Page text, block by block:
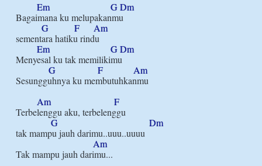
Em
GDm
Bagaimana ku melupakanmu
G
F
Am
sementara hatiku rindu
Em
GDm
Menyesal ku tak memilikimu
G
F
Am
Sesungguhnya ku membutuhkanmu
Am
F
Terbelenggu aku, terbelenggu
G
Dm
tak mampu jauh darimu..uuu..uuuu
Am
Tak mampu jauh darimu...